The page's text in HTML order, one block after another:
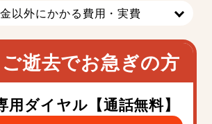
以外にかかる費用・実費
逝去でお急ぎの方
用ダイヤル【通話無料】